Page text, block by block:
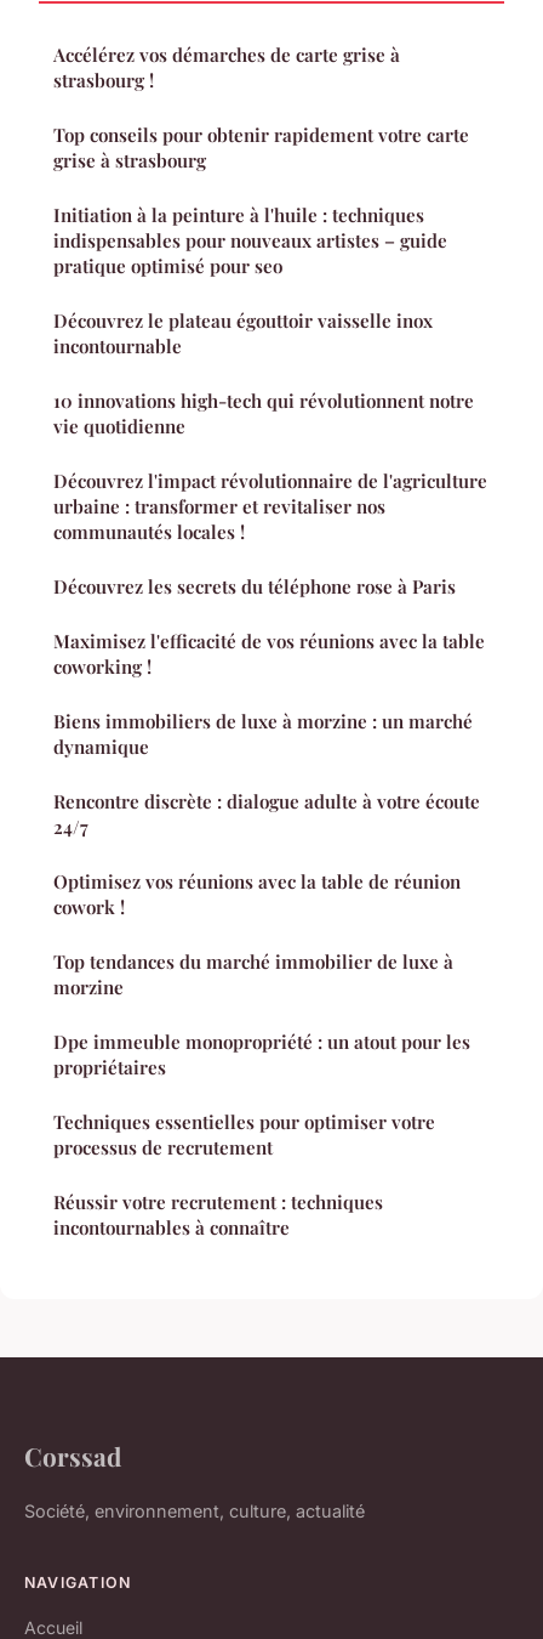
Accélérez vos démarches de carte grise à
strasbourg !
Top conseils pour obtenir rapidement votre carte
grise à strasbourg
Initiation à la peinture à l'huile : techniques
indispensables pour nouveaux artistes – guide
pratique optimisé pour seo
Découvrez le plateau égouttoir vaisselle inox
incontournable
10 innovations high-tech qui révolutionnent notre
vie quotidienne
Découvrez l'impact révolutionnaire de l'agriculture
urbaine : transformer et revitaliser nos
communautés locales !
Découvrez les secrets du téléphone rose à Paris
Maximisez l'efficacité de vos réunions avec la table
coworking !
Biens immobiliers de luxe à morzine : un marché
dynamique
Rencontre discrète : dialogue adulte à votre écoute
24/7
Optimisez vos réunions avec la table de réunion
cowork !
Top tendances du marché immobilier de luxe à
morzine
Dpe immeuble monopropriété : un atout pour les
propriétaires
Techniques essentielles pour optimiser votre
processus de recrutement
Réussir votre recrutement : techniques
incontournables à connaître
Corssad
Société, environnement, culture, actualité
NAVIGATION
Accueil